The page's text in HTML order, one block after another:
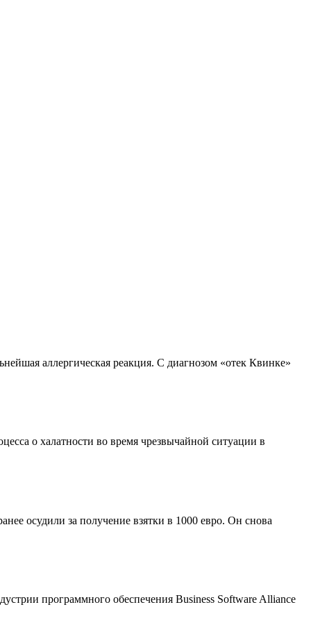
аллергическая реакция. С диагнозом «отек Квинке»
о халатности во время чрезвычайной ситуации в
осудили за получение взятки в 1000 евро. Он снова
программного обеспечения Business Software Alliance